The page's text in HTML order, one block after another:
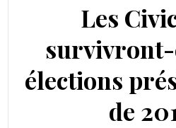
Les
élections
de